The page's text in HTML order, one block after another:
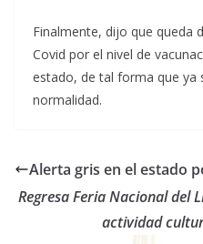
Finalmente, dijo que queda
Covid por el nivel de
estado, de tal forma que ya
normalidad.
Alerta gris en el estado
Regresa Feria Nacional del
actividad